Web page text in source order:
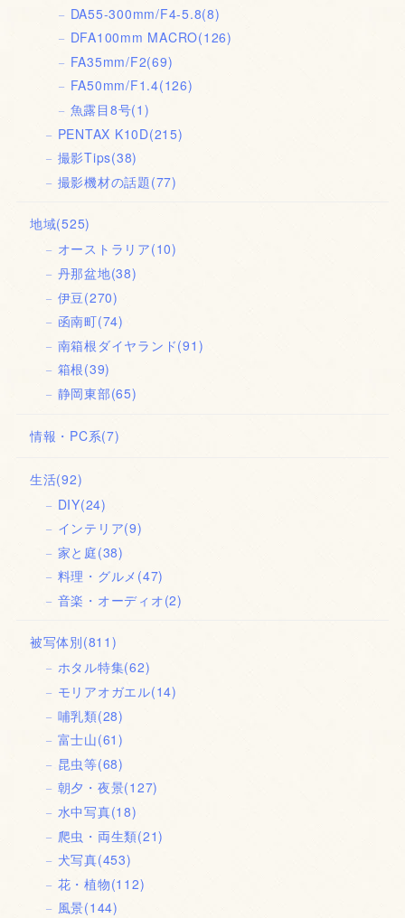
DA55-300mm/F4-5.8(8)
DFA100mm MACRO(126)
FA35mm/F2(69)
FA50mm/F1.4(126)
魚露目8号(1)
PENTAX K10D(215)
撮影Tips(38)
撮影機材の話題 (77)
地域(525)
オーストラリア(10)
丹那盆地(38)
伊豆(270)
函南町(74)
南箱根ダイヤランド(91)
箱根(39)
静岡東部(65)
情報・PC系(7)
生活(92)
DIY(24)
インテリア(9)
家と庭(38)
料理・グルメ (47)
音楽・オーディオ(2)
被写体別(811)
ホタル特集(62)
モリアオガエル(14)
哺乳類(28)
富士山(61)
昆虫等(68)
朝夕・夜景(127)
水中写真(18)
爬虫・両生類(21)
犬写真(453)
花・植物(112)
風景(144)